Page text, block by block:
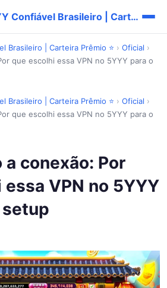
✅ 5YYY - 5YYY Confiável Brasileiro | Carteira Prêmio ⭐
Brasileiro | Carteira Prêmio ⭐ › Oficial ›
que escolhi essa VPN no 5YYY para o
Brasileiro | Carteira Prêmio ⭐ › Oficial ›
que escolhi essa VPN no 5YYY para o
conexão: Por
VPN no 5YYY
setup